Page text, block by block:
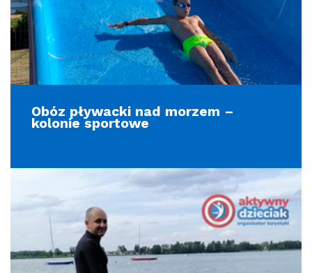
Obóz pływacki nad morzem –
kolonie sportowe